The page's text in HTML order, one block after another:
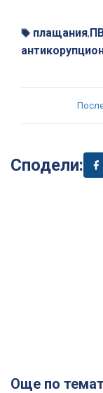
плащания,
Сподели:
Още по